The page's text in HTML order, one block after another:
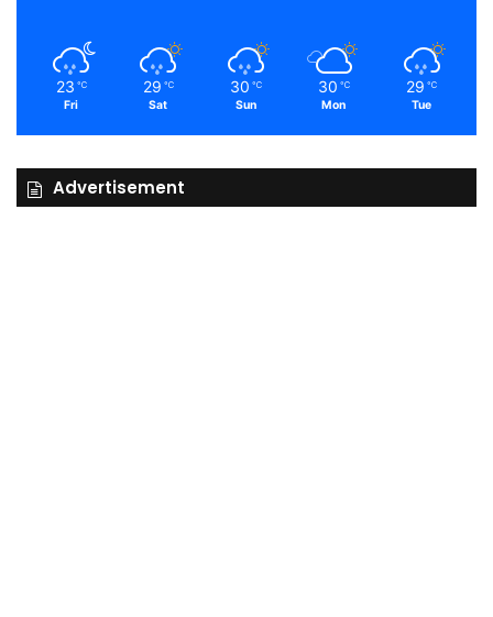
23 ℃
Fri
29 ℃
Sat
30 ℃
Sun
30 ℃
Mon
29 ℃
Tue
Advertisement